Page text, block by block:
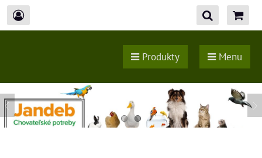
Produkty Menu